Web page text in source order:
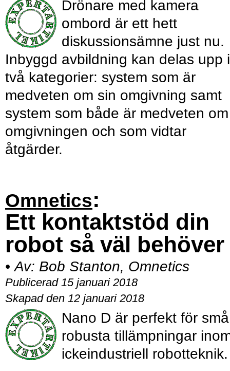
Drönare med kamera
ombord är ett hett
diskussionsämne just nu.
Inbyggd avbildning kan delas upp i
två kategorier: system som är
medveten om sin omgivning samt
system som både är medveten om
omgivningen och som vidtar
åtgärder.
Omnetics:
Ett kontaktstöd din
robot så väl behöver
• Av: Bob Stanton, Omnetics
Publicerad 15 januari 2018
Skapad den 12 januari 2018
Nano D är perfekt för
robusta tillämpningar
ickeindustriell robotteknik.